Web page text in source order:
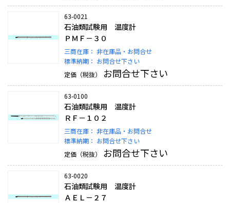
63-0021
石油類試験用 温度計
ＰＭＦ－３０
三商在庫： 非在庫品・お問合せ
標準納期： お問合せ下さい
定価（税抜）
お問合せ下さい
63-0100
石油類試験用 温度計
ＲＦ－１０２
三商在庫： 非在庫品・お問合せ
標準納期： お問合せ下さい
定価（税抜）
お問合せ下さい
63-0020
石油類試験用 温度計
ＡＥＬ－２７